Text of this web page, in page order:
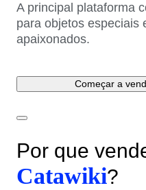
A principal plataforma
para objetos especiais
apaixonados.
Começar a
Por que
Catawiki?